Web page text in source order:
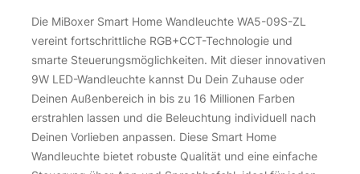
Die MiBoxer Smart Home Wandleuchte WA5-09S-ZL
vereint fortschrittliche RGB+CCT-Technologie und
smarte Steuerungsmöglichkeiten. Mit dieser innovativen
9W LED-Wandleuchte kannst Du Dein Zuhause oder
Deinen Außenbereich in bis zu 16 Millionen Farben
erstrahlen lassen und die Beleuchtung individuell nach
Deinen Vorlieben anpassen. Diese Smart Home
Wandleuchte bietet robuste Qualität und eine einfache